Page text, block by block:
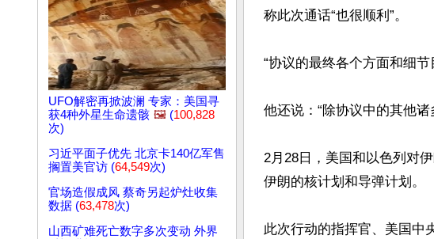
UFO解密再掀波澜 专家：美国寻
获4种外星生命遗骸 🖼️ (100,828
次)
习近平面子优先 北京卡140亿军售
搁置美官访 (64,549次)
官场造假成风 蔡奇另起炉灶收集
数据 (63,478次)
山西矿难死亡数字多次变动 外界
称此次通话“也很顺利”。
“协议的最终各个方面和细
他还说：“除协议中的其他
2月28日，美国和以色列对
伊朗的核计划和导弹计划。
此次行动的指挥官、美国中